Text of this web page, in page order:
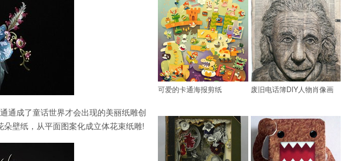
通成了童话世界才会出现的美丽纸雕创
壁纸，从平面图案化成立体花束纸雕!
可爱的卡通海报剪纸 废旧电话簿DIY人物肖像画